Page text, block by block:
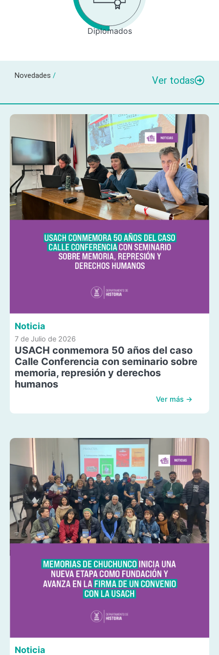
Diplomados
Novedades / Ver todas
Noticia
7 de Julio de 2026
USACH conmemora 50 años del caso
Calle Conferencia con seminario sobre
memoria, represión y derechos
humanos
Ver más →
Noticia